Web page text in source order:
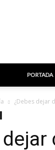
PORTADA
¿Debes dejar